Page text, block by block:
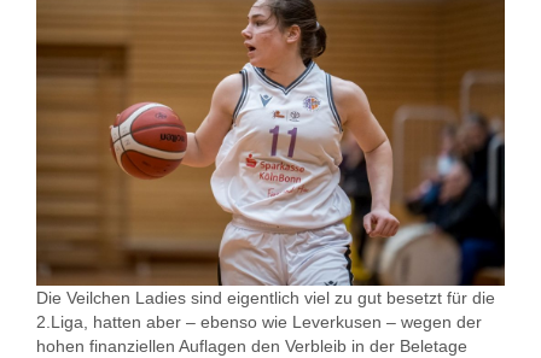
Die Veilchen Ladies sind eigentlich viel zu gut besetzt für die
2.Liga, hatten aber – ebenso wie Leverkusen – wegen der
hohen finanziellen Auflagen den Verbleib in der Beletage